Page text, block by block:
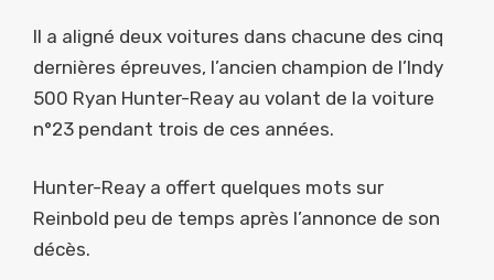
Il a aligné deux voitures dans chacune des cinq
dernières épreuves, l’ancien champion de l’Indy
500 Ryan Hunter-Reay au volant de la voiture
n°23 pendant trois de ces années.
Hunter-Reay a offert quelques mots sur
Reinbold peu de temps après l’annonce de son
décès.